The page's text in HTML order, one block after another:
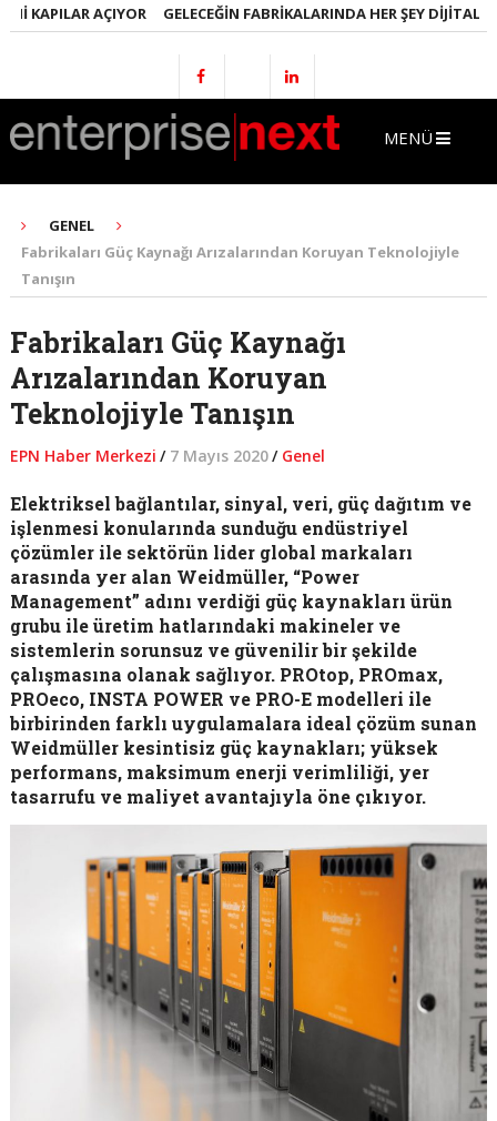
KAPILAR AÇIYOR GELECEĞIN FABRIKALARINDA HER ŞEY DIJITAL
MENÜ
GENEL
Fabrikaları Güç Kaynağı Arızalarından Koruyan Teknolojiyle
Tanışın
Fabrikaları Güç Kaynağı
Arızalarından Koruyan
Teknolojiyle Tanışın
EPN Haber Merkezi / 7 Mayıs 2020/ Genel
Elektriksel bağlantılar, sinyal, veri, güç dağıtım ve
işlenmesi konularında sunduğu endüstriyel
çözümler ile sektörün lider global markaları
arasında yer alan Weidmüller, “Power
Management” adını verdiği güç kaynakları ürün
grubu ile üretim hatlarındaki makineler ve
sistemlerin sorunsuz ve güvenilir bir şekilde
çalışmasına olanak sağlıyor. PROtop, PROmax,
PROeco, INSTA POWER ve PRO-E modelleri ile
birbirinden farklı uygulamalara ideal çözüm sunan
Weidmüller kesintisiz güç kaynakları; yüksek
performans, maksimum enerji verimliliği, yer
tasarrufu ve maliyet avantajıyla öne çıkıyor.